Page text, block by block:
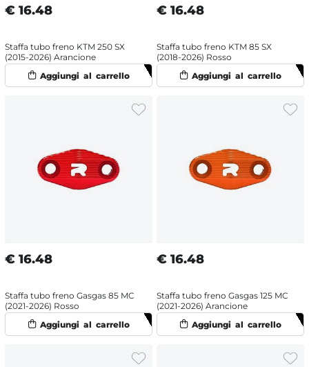
€ 16.48
Staffa tubo freno KTM 250 SX
(2015-2026) Arancione
€ 16.48
Staffa tubo freno KTM 85 SX
(2018-2026) Rosso
€ 16.48
Staffa tubo freno Gasgas 85 MC
(2021-2026) Rosso
€ 16.48
Staffa tubo freno Gasgas 125 MC
(2021-2026) Arancione